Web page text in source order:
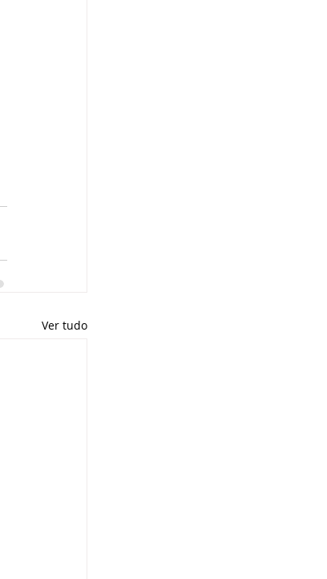
Ver tudo